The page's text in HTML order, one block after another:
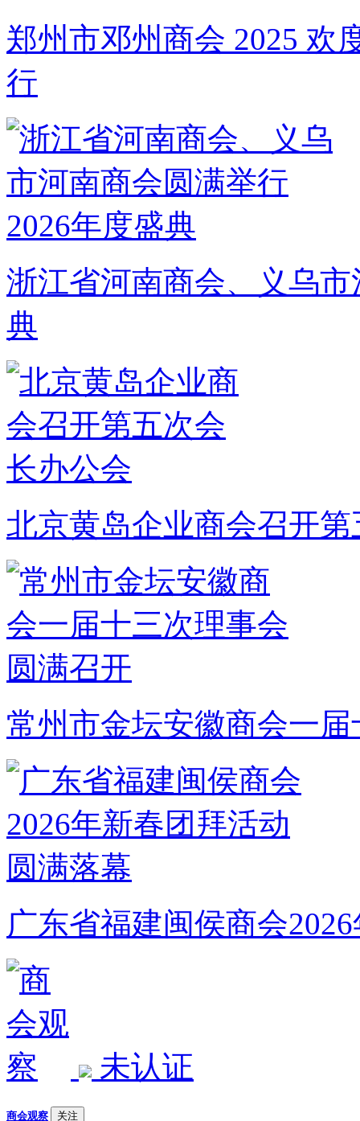
郑州市邓州商会 2025 欢
行
浙江省河南商会、义乌
典
北京黄岛企业商会召开
常州市金坛安徽商会一
广东省福建闽侯商会
未认证
商会观察 关注